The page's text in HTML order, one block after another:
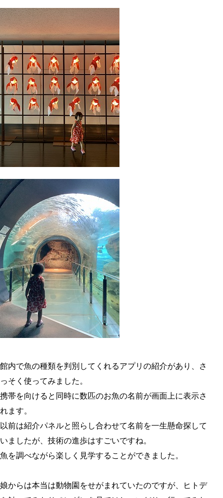
館内で魚の種類を判別してくれるアプリの紹介があり、さ
っそく使ってみました。
携帯を向けると同時に数匹のお魚の名前が画面上に表示さ
れます。
以前は紹介パネルと照らし合わせて名前を一生懸命探して
いましたが、技術の進歩はすごいですね。
魚を調べながら楽しく見学することができました。
娘からは本当は動物園をせがまれていたのですが、ヒトデ